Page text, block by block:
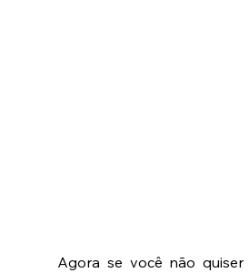
Agora se você não